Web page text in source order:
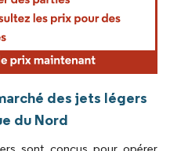
des jets légers
du Nord